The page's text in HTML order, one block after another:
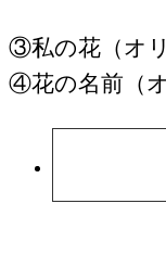
③私の花（オ
④花の名前（